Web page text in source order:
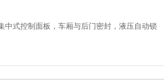
式控制面板，车厢与后门密封，液压自动锁